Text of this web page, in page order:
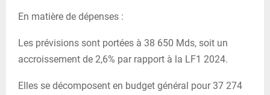
En matière de dépenses :
Les prévisions sont portées à 38 650 Mds, soit un
accroissement de 2,6% par rapport à la LF1 2024.
Elles se décomposent en budget général pour 37 274